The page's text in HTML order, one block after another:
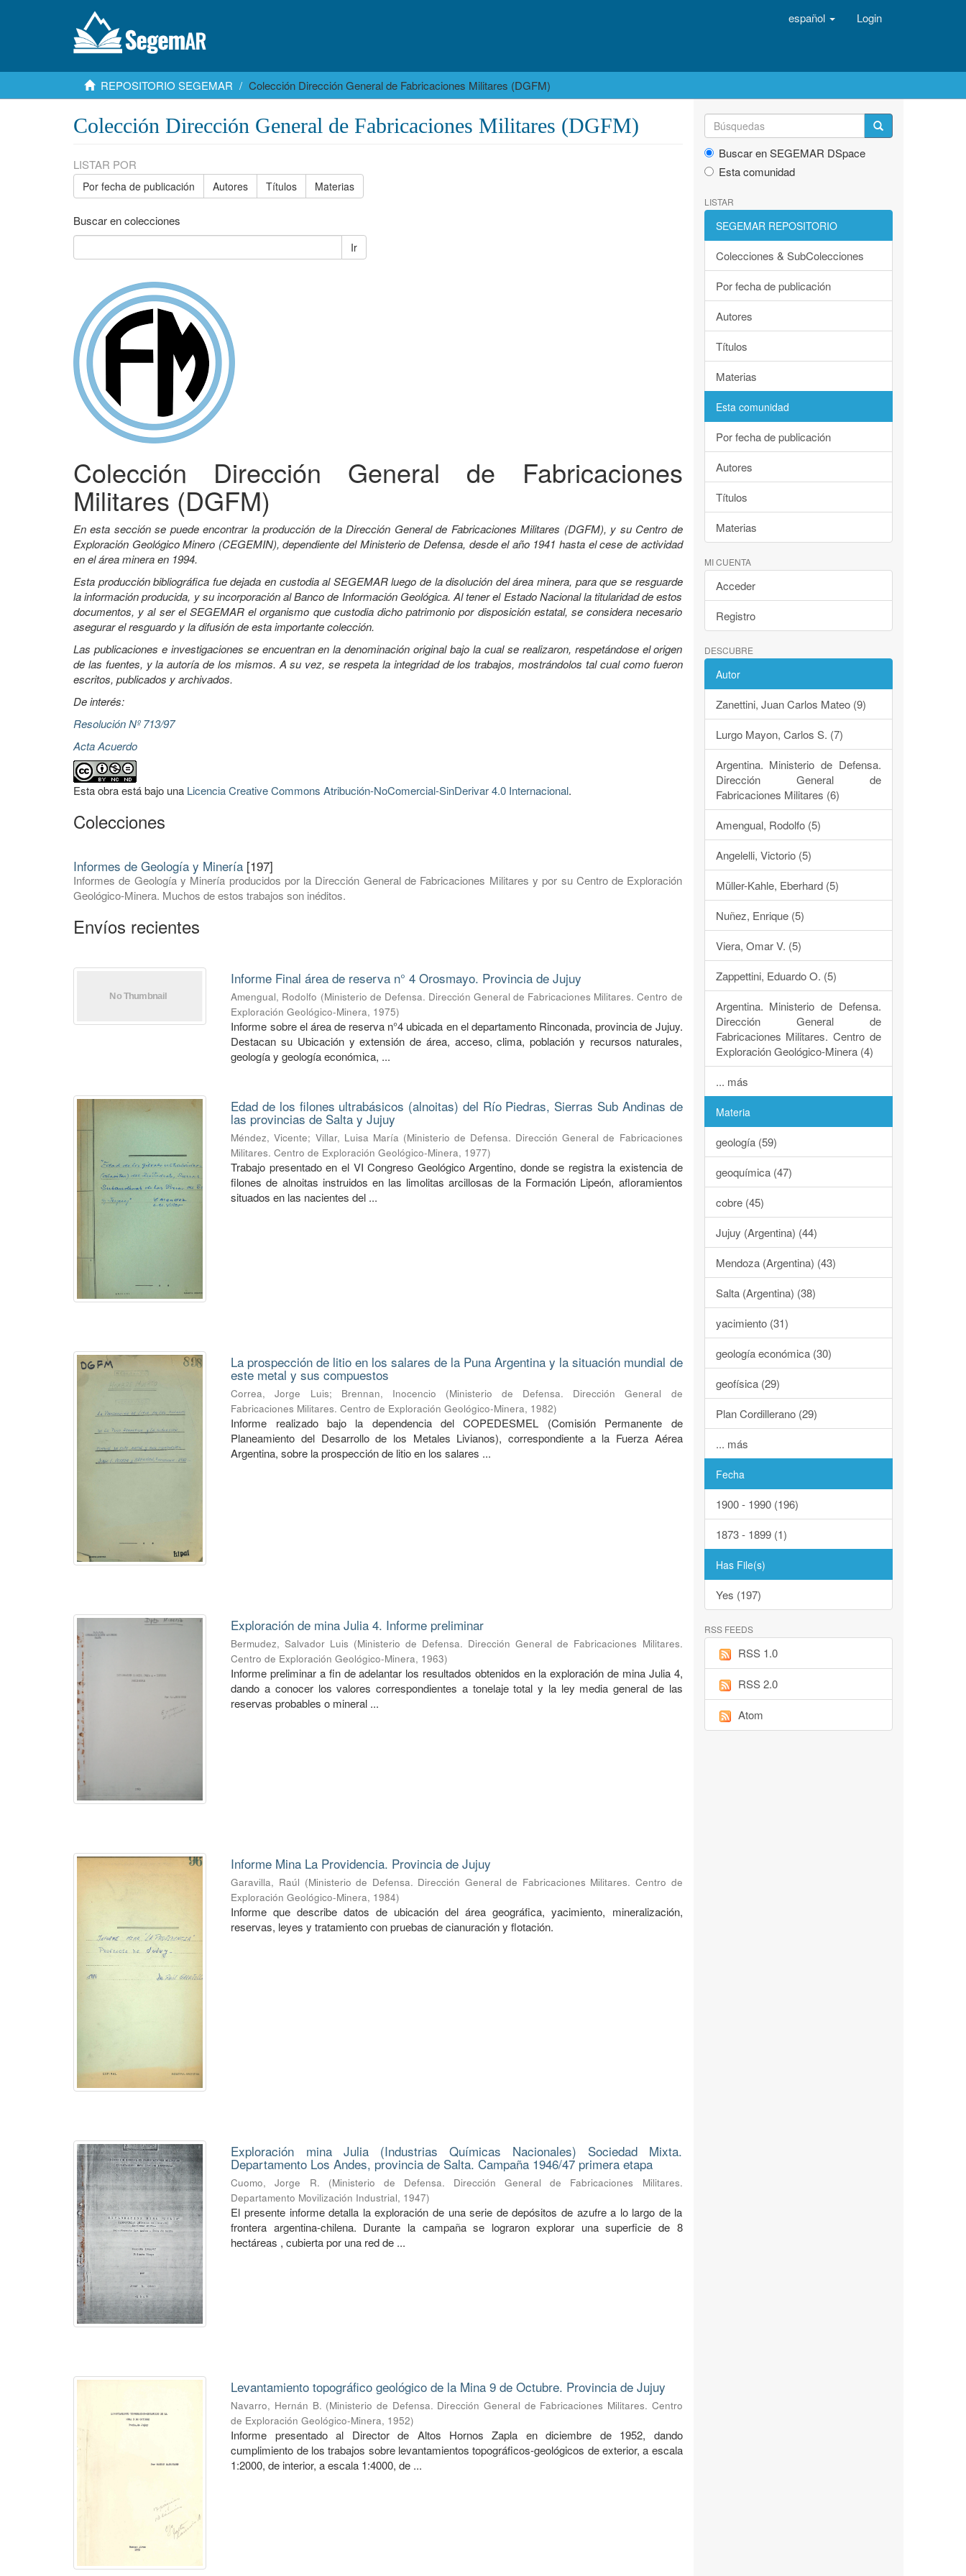
español Login
REPOSITORIO SEGEMAR Colección Dirección General de Fabricaciones Militares (DGFM)
Colección Dirección General de Fabricaciones Militares (DGFM)
LISTAR POR
Por fecha de publicación Autores Títulos Materias
Buscar en colecciones
Ir
Colección Dirección General de Fabricaciones
Militares (DGFM)
En esta sección se puede encontrar la producción de la Dirección General de Fabricaciones Militares (DGFM), y su Centro de
Exploración Geológico Minero (CEGEMIN), dependiente del Ministerio de Defensa, desde el año 1941 hasta el cese de actividad
en el área minera en 1994.
Esta producción bibliográfica fue dejada en custodia al SEGEMAR luego de la disolución del área minera, para que se resguarde
la información producida, y su incorporación al Banco de Información Geológica. Al tener el Estado Nacional la titularidad de estos
documentos, y al ser el SEGEMAR el organismo que custodia dicho patrimonio por disposición estatal, se considera necesario
asegurar el resguardo y la difusión de esta importante colección.
Las publicaciones e investigaciones se encuentran en la denominación original bajo la cual se realizaron, respetándose el origen
de las fuentes, y la autoría de los mismos. A su vez, se respeta la integridad de los trabajos, mostrándolos tal cual como fueron
escritos, publicados y archivados.
De interés:
Resolución Nº 713/97
Acta Acuerdo
Esta obra está bajo una Licencia Creative Commons Atribución-NoComercial-SinDerivar 4.0 Internacional.
Colecciones
Informes de Geología y Minería [197]
Informes de Geología y Minería producidos por la Dirección General de Fabricaciones Militares y por su Centro de Exploración
Geológico-Minera. Muchos de estos trabajos son inéditos.
Envíos recientes
Informe Final área de reserva n° 4 Orosmayo. Provincia de Jujuy
Amengual, Rodolfo (Ministerio de Defensa. Dirección General de Fabricaciones Militares. Centro de
Exploración Geológico-Minera, 1975)
Informe sobre el área de reserva n°4 ubicada en el departamento Rinconada, provincia de Jujuy.
Destacan su Ubicación y extensión de área, acceso, clima, población y recursos naturales,
geología y geología económica, ...
Edad de los filones ultrabásicos (alnoitas) del Río Piedras, Sierras Sub Andinas de
las provincias de Salta y Jujuy
Méndez, Vicente; Villar, Luisa María (Ministerio de Defensa. Dirección General de Fabricaciones
Militares. Centro de Exploración Geológico-Minera, 1977)
Trabajo presentado en el VI Congreso Geológico Argentino, donde se registra la existencia de
filones de alnoitas instruidos en las limolitas arcillosas de la Formación Lipeón, afloramientos
situados en las nacientes del ...
La prospección de litio en los salares de la Puna Argentina y la situación mundial de
este metal y sus compuestos
Correa, Jorge Luis; Brennan, Inocencio (Ministerio de Defensa. Dirección General de
Fabricaciones Militares. Centro de Exploración Geológico-Minera, 1982)
Informe realizado bajo la dependencia del COPEDESMEL (Comisión Permanente de
Planeamiento del Desarrollo de los Metales Livianos), correspondiente a la Fuerza Aérea
Argentina, sobre la prospección de litio en los salares ...
Exploración de mina Julia 4. Informe preliminar
Bermudez, Salvador Luis (Ministerio de Defensa. Dirección General de Fabricaciones Militares.
Centro de Exploración Geológico-Minera, 1963)
Informe preliminar a fin de adelantar los resultados obtenidos en la exploración de mina Julia 4,
dando a conocer los valores correspondientes a tonelaje total y la ley media general de las
reservas probables o mineral ...
Informe Mina La Providencia. Provincia de Jujuy
Garavilla, Raúl (Ministerio de Defensa. Dirección General de Fabricaciones Militares. Centro de
Exploración Geológico-Minera, 1984)
Informe que describe datos de ubicación del área geográfica, yacimiento, mineralización,
reservas, leyes y tratamiento con pruebas de cianuración y flotación.
Exploración mina Julia (Industrias Químicas Nacionales) Sociedad Mixta.
Departamento Los Andes, provincia de Salta. Campaña 1946/47 primera etapa
Cuomo, Jorge R. (Ministerio de Defensa. Dirección General de Fabricaciones Militares.
Departamento Movilización Industrial, 1947)
El presente informe detalla la exploración de una serie de depósitos de azufre a lo largo de la
frontera argentina-chilena. Durante la campaña se lograron explorar una superficie de 8
hectáreas , cubierta por una red de ...
Levantamiento topográfico geológico de la Mina 9 de Octubre. Provincia de Jujuy
Navarro, Hernán B. (Ministerio de Defensa. Dirección General de Fabricaciones Militares. Centro
de Exploración Geológico-Minera, 1952)
Informe presentado al Director de Altos Hornos Zapla en diciembre de 1952, dando
cumplimiento de los trabajos sobre levantamientos topográficos-geológicos de exterior, a escala
1:2000, de interior, a escala 1:4000, de ...
Buscar en SEGEMAR DSpace
Esta comunidad
LISTAR
SEGEMAR REPOSITORIO
Colecciones & SubColecciones
Por fecha de publicación
Autores
Títulos
Materias
Esta comunidad
Por fecha de publicación
Autores
Títulos
Materias
MI CUENTA
Acceder
Registro
DESCUBRE
Autor
Zanettini, Juan Carlos Mateo (9)
Lurgo Mayon, Carlos S. (7)
Argentina. Ministerio de Defensa.
Dirección General de
Fabricaciones Militares (6)
Amengual, Rodolfo (5)
Angelelli, Victorio (5)
Müller-Kahle, Eberhard (5)
Nuñez, Enrique (5)
Viera, Omar V. (5)
Zappettini, Eduardo O. (5)
Argentina. Ministerio de Defensa.
Dirección General de
Fabricaciones Militares. Centro de
Exploración Geológico-Minera (4)
... más
Materia
geología (59)
geoquímica (47)
cobre (45)
Jujuy (Argentina) (44)
Mendoza (Argentina) (43)
Salta (Argentina) (38)
yacimiento (31)
geología económica (30)
geofísica (29)
Plan Cordillerano (29)
... más
Fecha
1900 - 1990 (196)
1873 - 1899 (1)
Has File(s)
Yes (197)
RSS FEEDS
RSS 1.0
RSS 2.0
Atom